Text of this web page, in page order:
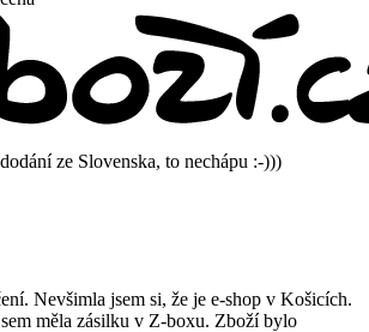
ze Slovenska, to nechápu :-)))
Nevšimla jsem si, že je e-shop v Košicích.
měla zásilku v Z-boxu. Zboží bylo